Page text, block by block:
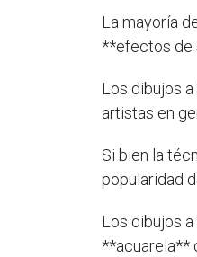
La mayoría
**efectos de
Los dibujos
artistas en
Si bien la
popularidad
Los dibujos
**acuarela**